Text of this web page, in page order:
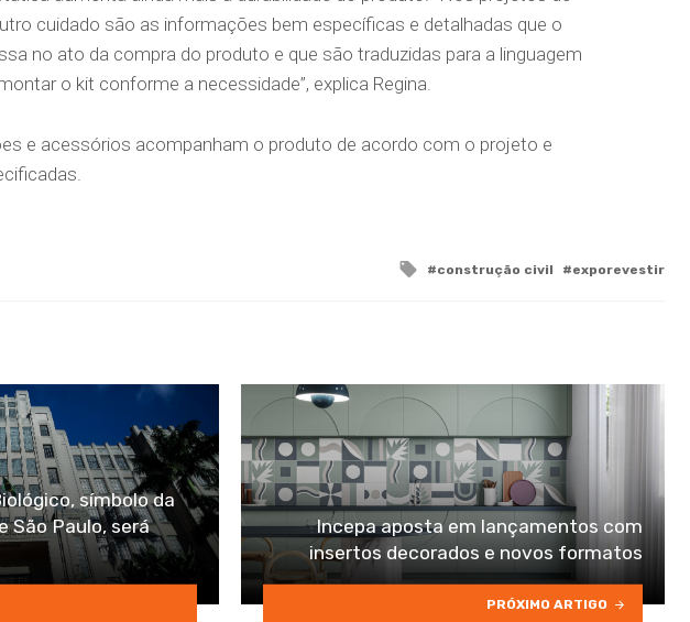
cuidado são as informações bem específicas e detalhadas que o
no ato da compra do produto e que são traduzidas para a linguagem
o kit conforme a necessidade”, explica Regina.
e acessórios acompanham o produto de acordo com o projeto e
Tagged
construção civil exporevestir
símbolo da
São Paulo, será
Incepa aposta em lançamentos com
insertos decorados e novos formatos
PRÓXIMO ARTIGO